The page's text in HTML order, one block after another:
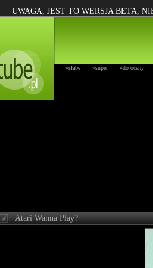
UWAGA, JEST TO WERSJA BETA,
»słabe »super »do oceny
Atari Wanna Play?